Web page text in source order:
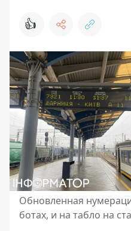
👍
Обновленная
ботах, и на табло на